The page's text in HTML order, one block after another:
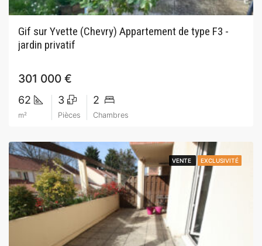
Gif sur Yvette (Chevry) Appartement de type F3 -
jardin privatif
301 000 €
62
m²
3
Pièces
2
Chambres
VENTE EXCLUSIVITÉ
VENTE EXCLUSIVITÉ